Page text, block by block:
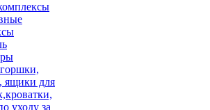
ящики для
уходу за